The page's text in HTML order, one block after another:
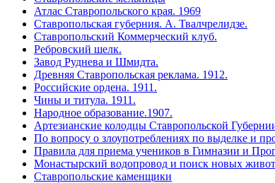
Атлас Ставропольского края. 1969
Ставропольская губерния. А. Твалчрелидзе.
Ставропольский Коммерческий клуб.
Ребровский шелк.
Завод Руднева и Шмидта.
Древняя Cтавропольская реклама. 1912.
Российские ордена. 1911.
Чины и титула. 1911.
Народное образование.1907.
Артезианские колодцы Ставропольской
По вопросу о злоупотреблениях по выделке и
Правила для приема учеников в Гимназии и
Монастырский водопровод и поиск новых
Ставропольские каменщики